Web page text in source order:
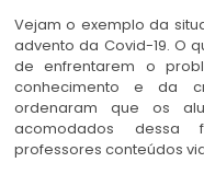
Vejam o exemplo da
advento da Covid-19. O
de enfrentarem o
conhecimento e da
ordenaram que os
acomodados dessa
professores conteúdos